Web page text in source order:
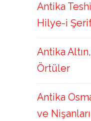
Antika
Hilye-i
Antika
Örtüler
Antika
ve Nişanları